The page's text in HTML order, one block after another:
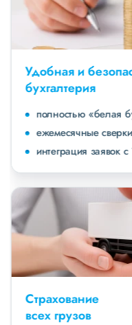
Удобная и
бухгалтерия
полностью «белая
ежемесячные
интеграция заявок с
Страхование
всех грузов